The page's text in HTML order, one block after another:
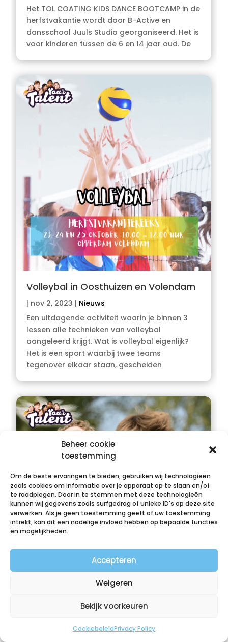
Beheer cookie
toestemming
Om de beste ervaringen te bieden, gebruiken wij technologieën
zoals cookies om informatie over je apparaat op te slaan en/of
te raadplegen. Door in te stemmen met deze technologieën
kunnen wij gegevens zoals surfgedrag of unieke ID's op deze site
verwerken. Als je geen toestemming geeft of uw toestemming
intrekt, kan dit een nadelige invloed hebben op bepaalde functies
en mogelijkheden.
Accepteren
Weigeren
Bekijk voorkeuren
CookiebeleidPrivacy Policy
Het TOL COATING KIDS DANCE BOOTCAMP in de
herfstvakantie wordt door B-Active en
dansschool Juuls Studio georganiseerd. Het is
voor kinderen tussen de 6 en 14 jaar oud. De
Volleybal in Oosthuizen en Volendam
| nov 2, 2023 | Nieuws
Een uitdagende activiteit waarin je binnen 3
lessen alle technieken van volleybal
aangeleerd krijgt. Wat is volleybal eigenlijk?
Het is een sport waarbij twee teams
tegenover elkaar staan, gescheiden
Rugby in Edam en Oosthuizen (reeks